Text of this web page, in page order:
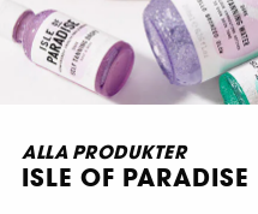
ALLA PRODUKTER
ISLE OF PARADISE